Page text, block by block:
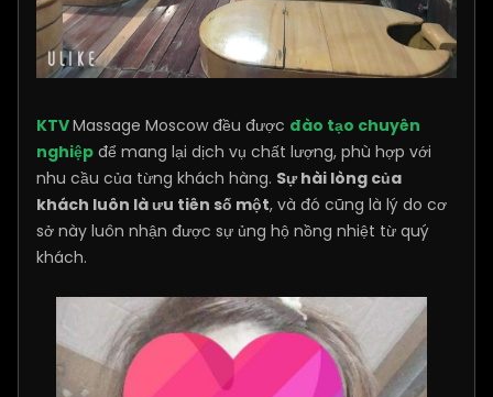
KTVMassage Moscow đều được đào tạo chuyên
nghiệp để mang lại dịch vụ chất lượng, phù hợp với
nhu cầu của từng khách hàng. Sự hài lòng của
khách luôn là ưu tiên số một, và đó cũng là lý do cơ
sở này luôn nhận được sự ủng hộ nồng nhiệt từ quý
khách.